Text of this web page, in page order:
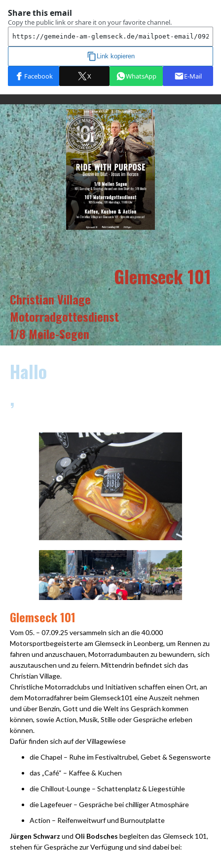
Glemseck 101
Christian Village
Motorradgottesdienst
1/8 Meile-Segen
Hallo
,
Glemseck 101
Vom 05. – 07.09.25 versammeln sich an die 40.000
Motorsportbegeisterte am Glemseck in Leonberg, um Rennen zu
fahren und anzuschauen, Motorradumbauten zu bewundern, sich
auszutauschen und zu feiern. Mittendrin befindet sich das
Christian Village.
Christliche Motorradclubs und Initiativen schaffen einen Ort, an
dem Motorradfahrer beim Glemseck101 eine Auszeit nehmen
und über Benzin, Gott und die Welt ins Gespräch kommen
können, sowie Action, Musik, Stille oder Gespräche erleben
können.
Dafür finden sich auf der Villagewiese
die Chapel – Ruhe im Festivaltrubel, Gebet & Segensworte
das „Café“ – Kaffee & Kuchen
die Chillout-Lounge – Schattenplatz & Liegestühle
die Lagefeuer – Gespräche bei chilliger Atmosphäre
Action – Reifenweitwurf und Burnoutplatte
Jürgen Schwarz und Oli Bodsches begleiten das Glemseck 101,
stehen für Gespräche zur Verfügung und sind dabei bei: